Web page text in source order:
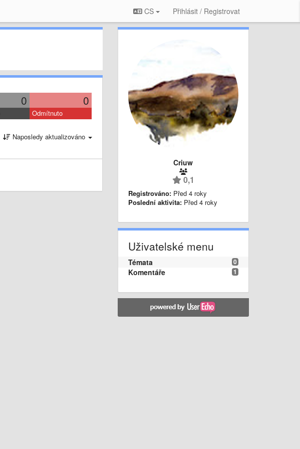
CS Přihlásit / Registrovat
0 0
Odmítnuto
Naposledy aktualizováno
Criuw
0,1
Registrováno: Před 4 roky
Poslední aktivita: Před 4 roky
Uživatelské menu
0
Témata
1
Komentáře